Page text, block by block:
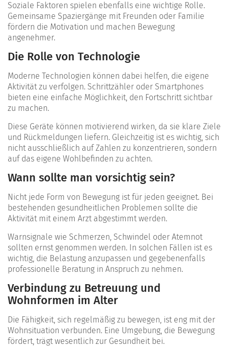
Soziale Faktoren spielen ebenfalls eine wichtige Rolle.
Gemeinsame Spaziergänge mit Freunden oder Familie
fördern die Motivation und machen Bewegung
angenehmer.
Die Rolle von Technologie
Moderne Technologien können dabei helfen, die eigene
Aktivität zu verfolgen. Schrittzähler oder Smartphones
bieten eine einfache Möglichkeit, den Fortschritt sichtbar
zu machen.
Diese Geräte können motivierend wirken, da sie klare Ziele
und Rückmeldungen liefern. Gleichzeitig ist es wichtig, sich
nicht ausschließlich auf Zahlen zu konzentrieren, sondern
auf das eigene Wohlbefinden zu achten.
Wann sollte man vorsichtig sein?
Nicht jede Form von Bewegung ist für jeden geeignet. Bei
bestehenden gesundheitlichen Problemen sollte die
Aktivität mit einem Arzt abgestimmt werden.
Warnsignale wie Schmerzen, Schwindel oder Atemnot
sollten ernst genommen werden. In solchen Fällen ist es
wichtig, die Belastung anzupassen und gegebenenfalls
professionelle Beratung in Anspruch zu nehmen.
Verbindung zu Betreuung und
Wohnformen im Alter
Die Fähigkeit, sich regelmäßig zu bewegen, ist eng mit der
Wohnsituation verbunden. Eine Umgebung, die Bewegung
fördert, trägt wesentlich zur Gesundheit bei.